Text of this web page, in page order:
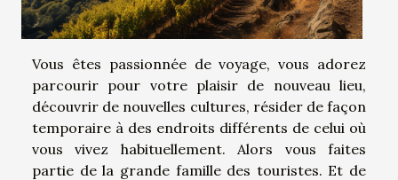
Vous êtes passionnée de voyage, vous adorez
parcourir pour votre plaisir de nouveau lieu,
découvrir de nouvelles cultures, résider de façon
temporaire à des endroits différents de celui où
vous vivez habituellement. Alors vous faites
partie de la grande famille des touristes. Et de